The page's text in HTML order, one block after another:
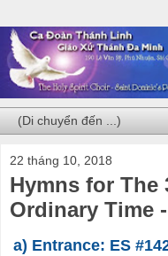
22 tháng 10, 2018
Hymns for The
Ordinary Time
a) Entrance: ES